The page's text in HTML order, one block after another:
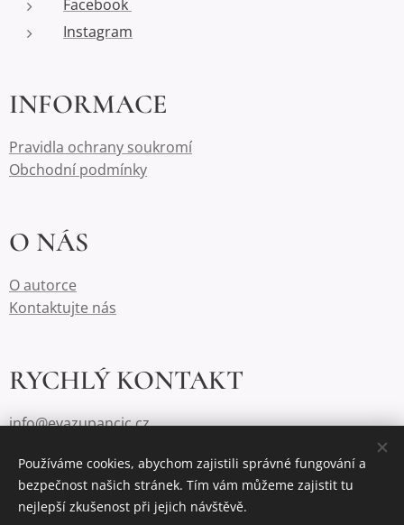
Facebook
Instagram
INFORMACE
Pravidla ochrany soukromí
Obchodní podmínky
O NÁS
O autorce
Kontaktujte nás
RYCHLÝ KONTAKT
info@evazupancic.cz
Používáme cookies, abychom zajistili správné fungování a
bezpečnost našich stránek. Tím vám můžeme zajistit tu
nejlepší zkušenost při jejich návštěvě.